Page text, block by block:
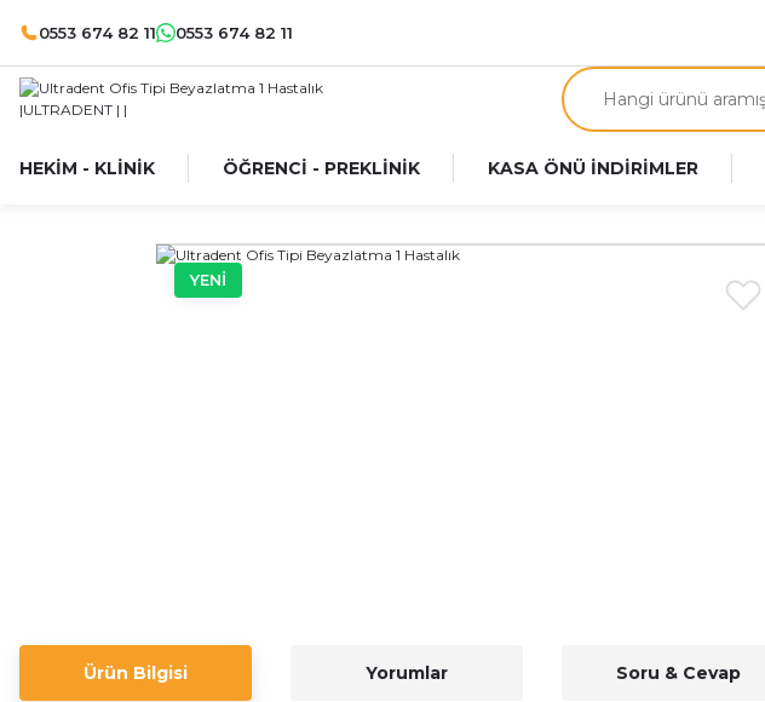
0553 674 82 11 0553 674 82 11
HEKİM - KLİNİK ÖĞRENCİ - PREKLİNİK KASA ÖNÜ İNDİRİMLER
YENİ
Ürün Bilgisi Yorumlar Soru & Cevap